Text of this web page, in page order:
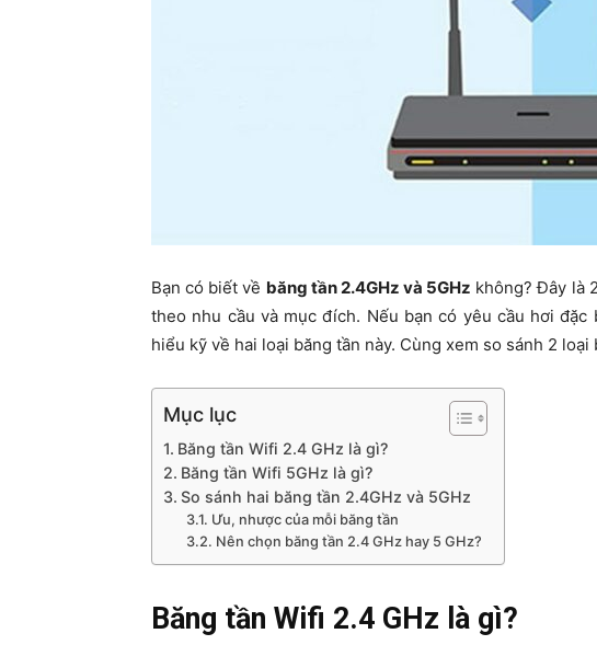
Bạn có biết về băng tần 2.4GHz và 5GHz không? Đây là
theo nhu cầu và mục đích. Nếu bạn có yêu cầu hơi
hiểu kỹ về hai loại băng tần này. Cùng xem so sánh 2
Mục lục
Băng tần Wifi 2.4 GHz là gì?
Băng tần Wifi 5GHz là gì?
So sánh hai băng tần 2.4GHz và 5GHz
Ưu, nhược của mỗi băng tần
Nên chọn băng tần 2.4 GHz hay 5 GHz?
Băng tần Wifi 2.4 GHz là gì?